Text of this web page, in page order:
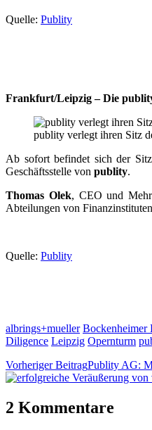
Quelle: Publity
Frankfurt/Leipzig – Die
publity verlegt ihren Sitz
Ab sofort befindet sich der
Geschäftsstelle von publity.
Thomas Olek, CEO und
Abteilungen von
Quelle: Publity
albrings+mueller Bockenheimer
Diligence Leipzig Opernturm
Vorheriger BeitragPublity AG:
2 Kommentare